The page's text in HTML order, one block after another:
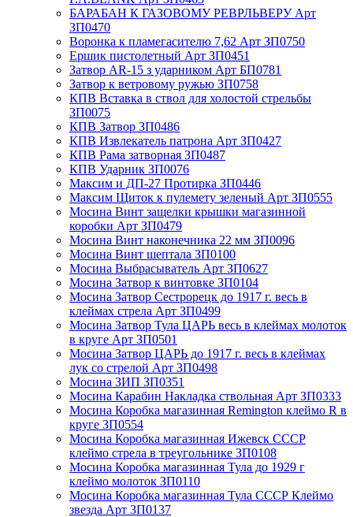
БАРАБАН К ГАЗОВОМУ РЕВРЛЬВЕРУ Арт
ЗП0470
Воронка к пламегасителю 7,62 Арт ЗП0750
Ершик пистолетный Арт ЗП0451
Затвор AR-15 з ударником Арт БП0781
Затвор к ветровому ружью ЗП0758
КПВ Вставка в ствол для холостой стрельбы
ЗП0075
КПВ Затвор ЗП0486
КПВ Извлекатель патрона Арт ЗП0427
КПВ Рама затворная ЗП0487
КПВ Ударник ЗП0076
Максим и ДП-27 Протирка ЗП0446
Максим Щиток к пулемету зеленый Арт ЗП0555
Мосина Винт защелки крышки магазинной
коробки Арт ЗП0479
Мосина Винт наконечника 22 мм ЗП0096
Мосина Винт шептала ЗП0100
Мосина Выбрасыватель Арт ЗП0627
Мосина Затвор к винтовке ЗП0104
Мосина Затвор Сестрорецк до 1917 г. весь в
клеймах стрела Арт ЗП0499
Мосина Затвор Тула ЦАРЬ весь в клеймах молоток
в круге Арт ЗП0501
Мосина Затвор ЦАРЬ до 1917 г. весь в клеймах
лук со стрелой Арт ЗП0498
Мосина ЗИП ЗП0351
Мосина Карабин Накладка ствольная Арт ЗП0333
Мосина Коробка магазинная Remington клеймо R в
круге ЗП0554
Мосина Коробка магазинная Ижевск СССР
клеймо стрела в треугольнике ЗП0108
Мосина Коробка магазинная Тула до 1929 г
клеймо молоток ЗП0110
Мосина Коробка магазинная Тула СССР Клеймо
звезда Арт ЗП0137